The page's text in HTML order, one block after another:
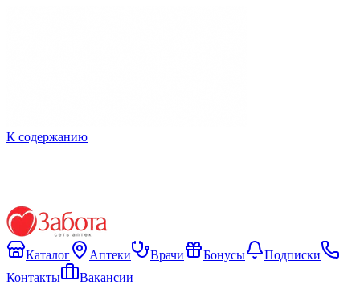
К содержанию
Каталог Аптеки Врачи Бонусы
Подписки
Контакты
Вакансии